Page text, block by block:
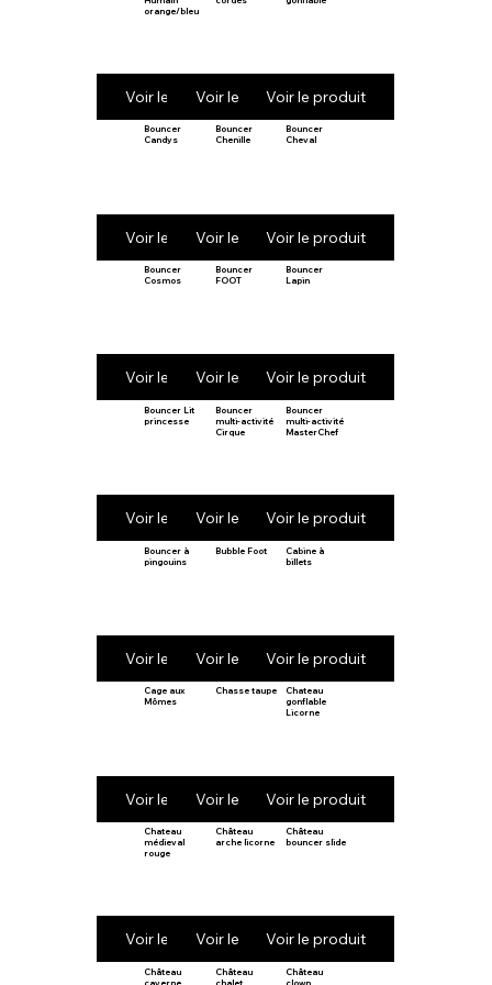
orange/bleu
Voir le produitVoir le produitVoir le produit
Bouncer
Candys
Voir le produit
Bouncer
Chenille
Voir le produit
Bouncer
Cheval
Voir le produit
Bouncer
Cosmos
Voir le produit
Bouncer
FOOT
Voir le produit
Bouncer
Lapin
Voir le produit
Bouncer Lit
princesse
Voir le produit
Bouncer
multi-activité
Cirque
Voir le produit
Bouncer
multi-activité
MasterChef
Voir le produit
Bouncer à
pingouins
Voir le produit
Bubble Foot
Voir le produit
Cabine à
billets
Voir le produit
Cage aux
Mômes
Voir le produit
Chasse taupe
Voir le produit
Chateau
gonflable
Licorne
Voir le produit
Chateau
médieval
rouge
Voir le produit
Château
arche licorne
Voir le produit
Château
bouncer slide
Voir le produit
Château
caverne
Château
chalet
Château
clown